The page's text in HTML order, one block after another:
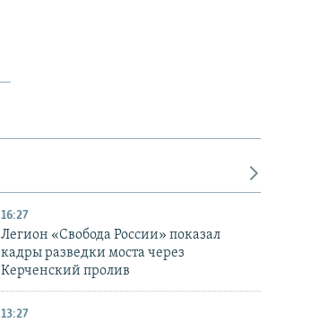
16:27
Легион «Свобода России» показал
кадры разведки моста через
Керченский пролив
13:27